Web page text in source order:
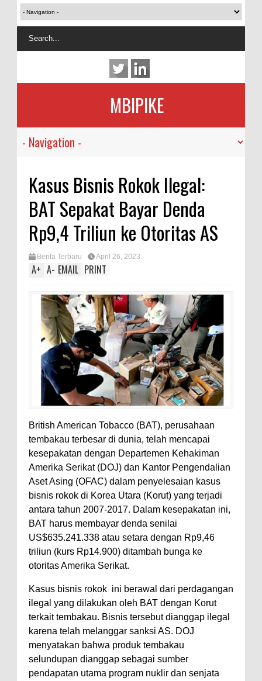
MBIPIKE
Kasus Bisnis Rokok Ilegal:
BAT Sepakat Bayar Denda
Rp9,4 Triliun ke Otoritas AS
Berita Terbaru April 26, 2023
A+ A- EMAIL PRINT
British American Tobacco (BAT), perusahaan
tembakau terbesar di dunia, telah mencapai
kesepakatan dengan Departemen Kehakiman
Amerika Serikat (DOJ) dan Kantor Pengendalian
Aset Asing (OFAC) dalam penyelesaian kasus
bisnis rokok di Korea Utara (Korut) yang terjadi
antara tahun 2007-2017. Dalam kesepakatan ini,
BAT harus membayar denda senilai
US$635.241.338 atau setara dengan Rp9,46
triliun (kurs Rp14.900) ditambah bunga ke
otoritas Amerika Serikat.
Kasus bisnis rokok ini berawal dari perdagangan
ilegal yang dilakukan oleh BAT dengan Korut
terkait tembakau. Bisnis tersebut dianggap ilegal
karena telah melanggar sanksi AS. DOJ
menyatakan bahwa produk tembakau
selundupan dianggap sebagai sumber
pendapatan utama program nuklir dan senjata